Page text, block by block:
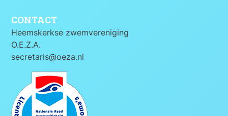
CONTACT
Heemskerkse zwemvereniging
O.E.Z.A.
secretaris@oeza.nl